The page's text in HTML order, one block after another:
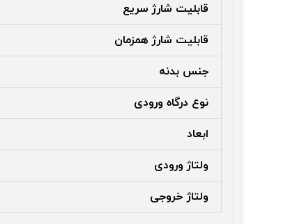
قابلیت شارژ سریع
قابلیت شارژ همزمان
جنس بدنه
نوع درگاه ورودی
ابعاد
ولتاژ ورودی
ولتاژ خروجی